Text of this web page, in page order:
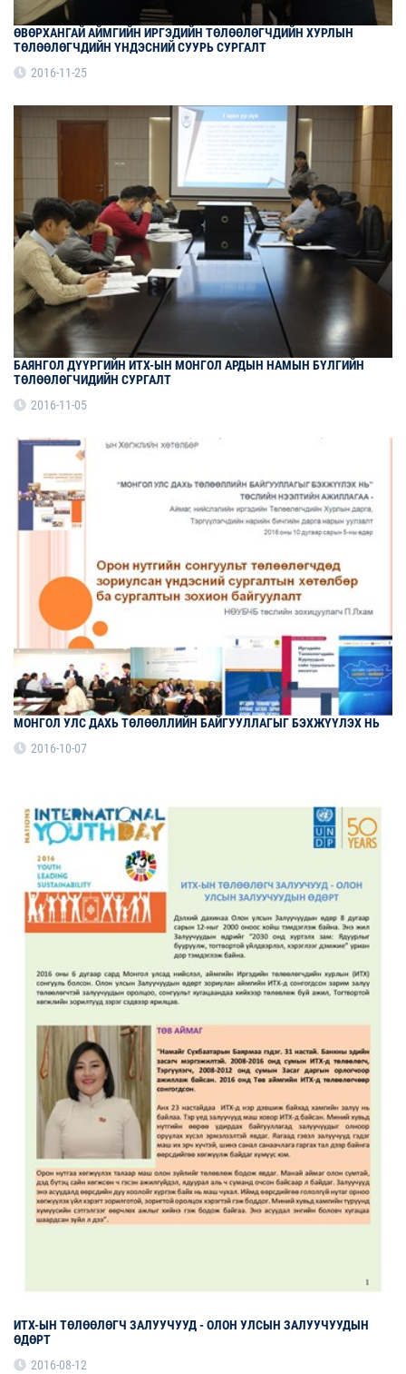
ӨВӨРХАНГАЙ АЙМГИЙН ИРГЭДИЙН ТӨЛӨӨЛӨГЧДИЙН ХУРЛЫН
ТӨЛӨӨЛӨГЧДИЙН ҮНДЭСНИЙ СУУРЬ СУРГАЛТ
2016-11-25
БАЯНГОЛ ДҮҮРГИЙН ИТХ-ЫН МОНГОЛ АРДЫН НАМЫН БҮЛГИЙН
ТӨЛӨӨЛӨГЧИДИЙН СУРГАЛТ
2016-11-05
МОНГОЛ УЛС ДАХЬ ТӨЛӨӨЛЛИЙН БАЙГУУЛЛАГЫГ БЭХЖҮҮЛЭХ НЬ
2016-10-07
ИТХ-ЫН ТӨЛӨӨЛӨГЧ ЗАЛУУЧУУД - ОЛОН УЛСЫН ЗАЛУУЧУУДЫН
ӨДӨРТ
2016-08-12